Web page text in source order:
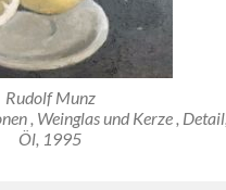
Rudolf Munz
, Weinglas und Kerze , Detail,
Öl, 1995